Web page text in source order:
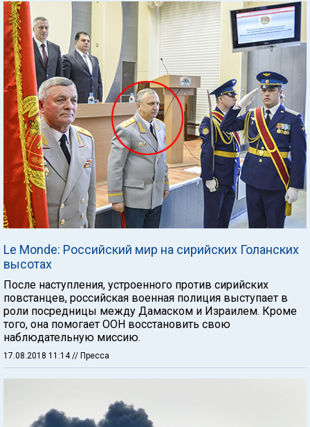
Le Monde: Российский мир на сирийских Голанских
высотах
После наступления, устроенного против сирийских
повстанцев, российская военная полиция выступает в
роли посредницы между Дамаском и Израилем. Кроме
того, она помогает ООН восстановить свою
наблюдательную миссию.
17.08.2018 11:14// Пресса